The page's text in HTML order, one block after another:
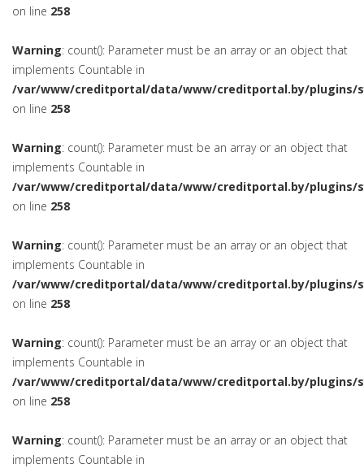
on line 258
Warning: count(): Parameter must be an array or an object that
implements Countable in
/var/www/creditportal/data/www/creditportal.by/plugins/
on line 258
Warning: count(): Parameter must be an array or an object that
implements Countable in
/var/www/creditportal/data/www/creditportal.by/plugins/
on line 258
Warning: count(): Parameter must be an array or an object that
implements Countable in
/var/www/creditportal/data/www/creditportal.by/plugins/
on line 258
Warning: count(): Parameter must be an array or an object that
implements Countable in
/var/www/creditportal/data/www/creditportal.by/plugins/
on line 258
Warning: count(): Parameter must be an array or an object that
implements Countable in